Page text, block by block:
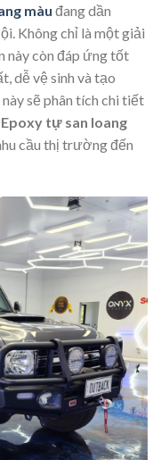
màu đang dần
Không chỉ là một giải
này còn đáp ứng tốt
dễ vệ sinh và tạo
sẽ phân tích chi tiết
tự san loang
cầu thị trường đến